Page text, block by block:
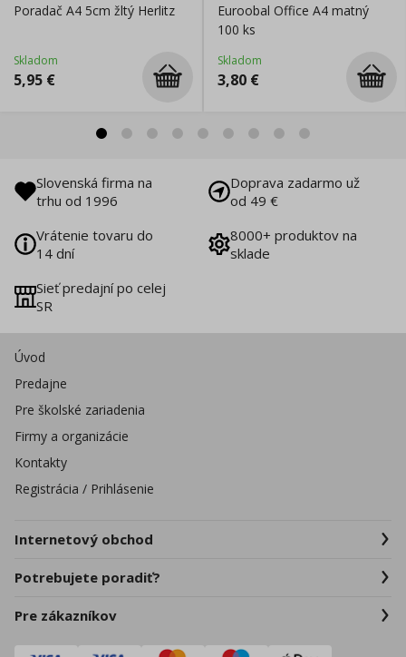
Poradač A4 5cm žltý Herlitz
Skladom
5,95 €
Euroobal Office A4 matný
100 ks
Skladom
3,80 €
Slovenská firma na
trhu od 1996
Doprava zadarmo už
od 49 €
Vrátenie tovaru do
14 dní
8000+ produktov na
sklade
Sieť predajní po celej
SR
Úvod
Predajne
Pre školské zariadenia
Firmy a organizácie
Kontakty
Registrácia / Prihlásenie
Internetový obchod
Potrebujete poradiť?
Pre zákazníkov